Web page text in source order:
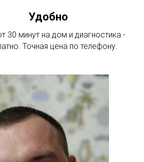
Удобно
30 минут на дом и диагностика -
Точная цена по телефону.